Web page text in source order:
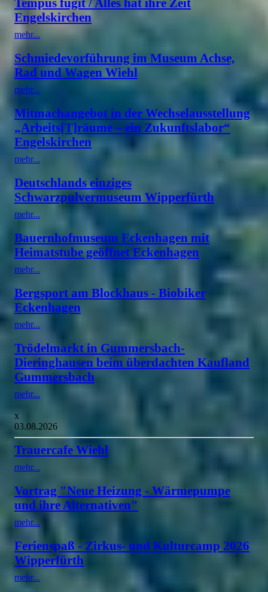
Engelskirchen
mehr...
Schmiedevorführung im Museum Achse,
Rad und Wagen Wiehl
mehr...
Mitmachangebot in der Wechselausstellung
„Arbeits[T]räume – ein Zukunftslabor“
Engelskirchen
mehr...
Deutschlands einziges
Schwarzpulvermuseum Wipperfürth
mehr...
Bauernhofmuseum Eckenhagen mit
Heimatstube geöffnet Eckenhagen
mehr...
Bergsport am Blockhaus - Biobiker
Eckenhagen
mehr...
Trödelmarkt in Gummersbach-
Dieringhausen beim überdachten Kaufland
Gummersbach
mehr...
x
03.08.2026
Trauercafe Wiehl
mehr...
Vortrag "Neue Heizung - Wärmepumpe
und ihre Alternativen"
mehr...
Ferienspaß - Zirkus- und Kulturcamp 2026
Wipperfürth
mehr...